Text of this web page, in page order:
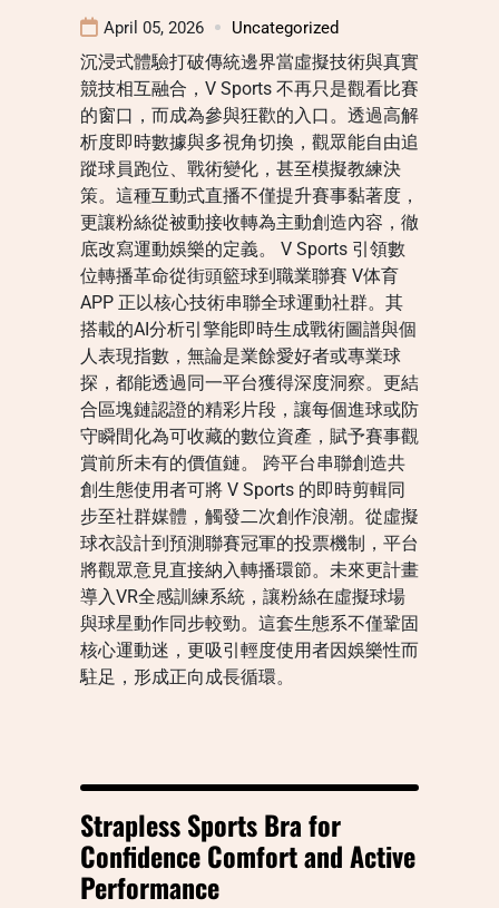
April 05, 2026 Uncategorized
沉浸式體驗打破傳統邊界當虛擬技術與真實
競技相互融合，V Sports 不再只是觀看比賽
的窗口，而成為參與狂歡的入口。透過高解
析度即時數據與多視角切換，觀眾能自由追
蹤球員跑位、戰術變化，甚至模擬教練決
策。這種互動式直播不僅提升賽事黏著度，
更讓粉絲從被動接收轉為主動創造內容，徹
底改寫運動娛樂的定義。 V Sports 引領數
位轉播革命從街頭籃球到職業聯賽 V体育
APP 正以核心技術串聯全球運動社群。其
搭載的AI分析引擎能即時生成戰術圖譜與個
人表現指數，無論是業餘愛好者或專業球
探，都能透過同一平台獲得深度洞察。更結
合區塊鏈認證的精彩片段，讓每個進球或防
守瞬間化為可收藏的數位資產，賦予賽事觀
賞前所未有的價值鏈。 跨平台串聯創造共
創生態使用者可將 V Sports 的即時剪輯同
步至社群媒體，觸發二次創作浪潮。從虛擬
球衣設計到預測聯賽冠軍的投票機制，平台
將觀眾意見直接納入轉播環節。未來更計畫
導入VR全感訓練系統，讓粉絲在虛擬球場
與球星動作同步較勁。這套生態系不僅鞏固
核心運動迷，更吸引輕度使用者因娛樂性而
駐足，形成正向成長循環。
Strapless Sports Bra for
Confidence Comfort and Active
Performance